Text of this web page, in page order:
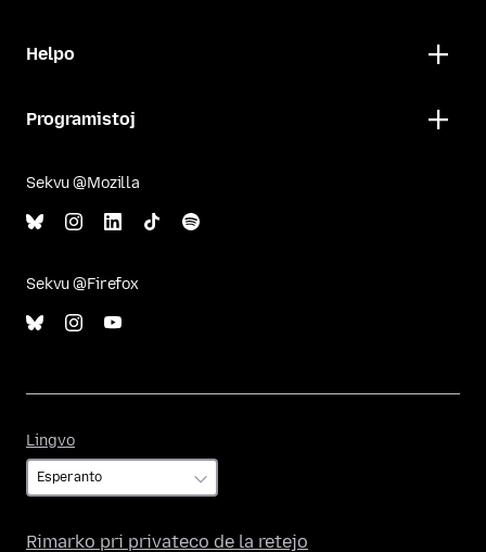
Helpo
Programistoj
Sekvu @Mozilla
Sekvu @Firefox
Lingvo
Rimarko pri privateco de la retejo